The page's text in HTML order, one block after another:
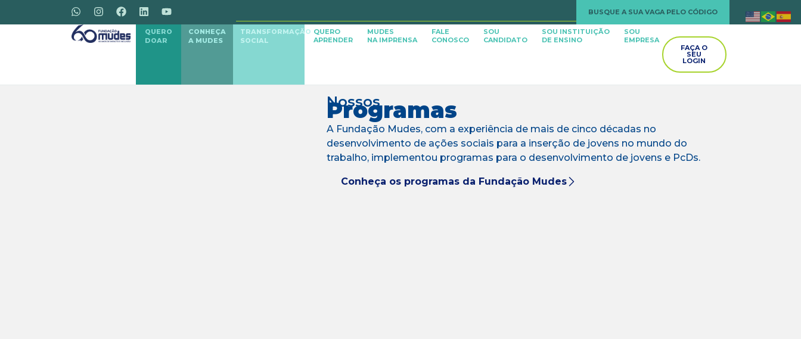
BUSQUE A SUA VAGA PELO CÓDIGO
QUERO
DOAR
CONHEÇA
A MUDES
TRANSFORMAÇÃO
SOCIAL
QUERO
APRENDER
MUDES
NA IMPRENSA
FALE
CONOSCO
SOU
CANDIDATO
SOU INSTITUIÇÃO
DE ENSINO
SOU
EMPRESA
FAÇA O
SEU
LOGIN
Nossos
Programas
A Fundação Mudes, com a experiência de mais de cinco décadas no
desenvolvimento de ações sociais para a inserção de jovens no mundo do
trabalho, implementou programas para o desenvolvimento de jovens e PcDs.
Conheça os programas da Fundação Mudes